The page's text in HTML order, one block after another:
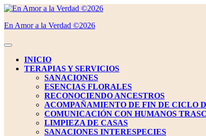
Saltar
contenido
al
En Amor a la Verdad ©2026
Botón
aperturaINICIO
TERAPIAS Y SERVICIOS
SANACIONES
ESENCIAS FLORALES
RECONOCIENDO ANCESTROS
ACOMPAÑAMIENTO DE FIN DE CICLO
COMUNICACIÓN CON HUMANOS
LIMPIEZA DE CASAS
SANACIONES INTERESPECIES